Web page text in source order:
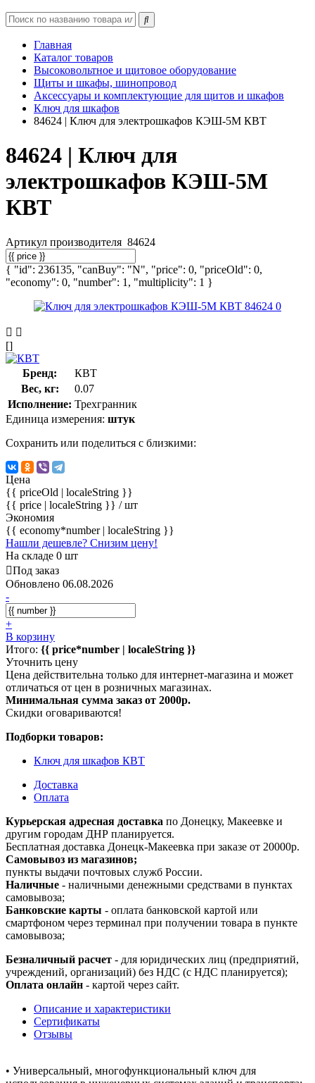
Главная
Каталог товаров
Высоковольтное и щитовое оборудование
Щиты и шкафы, шинопровод
Аксессуары и комплектующие для щитов и шкафов
Ключ для шкафов
84624 | Ключ для электрошкафов КЭШ-5М КВТ
84624 | Ключ для
электрошкафов КЭШ-5М
КВТ
Артикул производителя 84624
{ "id": 236135, "canBuy": "N", "price": 0, "priceOld": 0,
"economy": 0, "number": 1, "multiplicity": 1 }
[]
Бренд:
КВТ
Вес, кг:
0.07
Исполнение: Трехгранник
Единица измерения: штук
Сохранить или поделиться с близкими:
Цена
{{ priceOld | localeString }}
{{ price | localeString }} / шт
Экономия
{{ economy*number | localeString }}
Нашли дешевле? Снизим цену!
На складе 0 шт
Под заказ
Обновлено 06.08.2026
-
+
В корзину
Итого: {{ price*number | localeString }}
Уточнить цену
Цена действительна только для интернет-магазина и может
отличаться от цен в розничных магазинах.
Минимальная сумма заказ от 2000р.
Скидки оговариваются!
Подборки товаров:
Ключ для шкафов КВТ
Доставка
Оплата
Курьерская адресная доставка по Донецку, Макеевке и
другим городам ДНР планируется.
Бесплатная доставка Донецк-Макеевка при заказе от 20000р.
Самовывоз из магазинов;
пункты выдачи почтовых служб России.
Наличные - наличными денежными средствами в пунктах
самовывоза;
Банковские карты - оплата банковской картой или
смартфоном через терминал при получении товара в пункте
самовывоза;
Безналичный расчет - для юридических лиц (предприятий,
учреждений, организаций) без НДС (с НДС планируется);
Оплата онлайн - картой через сайт.
Описание и характеристики
Сертификаты
Отзывы
• Универсальный, многофункциональный ключ для